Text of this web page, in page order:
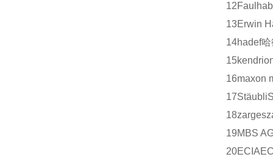
12
13Erwin
14hadef哈
15
16maxon
17Stäubli
18zarges
19MBS
20ECIA